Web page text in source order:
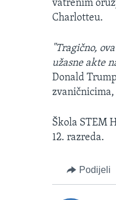
vatrenim
Charlotteu.
"Tragično,
užasne akte
Donald
Škola STEM
12. razreda.
Podijeli